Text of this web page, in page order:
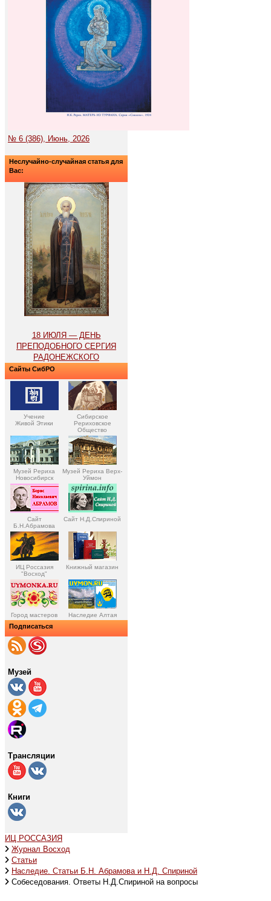
№ 6 (386), Июнь, 2026
Неслучайно-случайная статья для
Вас:
18 ИЮЛЯ — ДЕНЬ
ПРЕПОДОБНОГО СЕРГИЯ
РАДОНЕЖСКОГО
Сайты СибРО
Учение
Живой Этики
Сибирское
Рериховское
Общество
Музей Рериха
Новосибирск
Музей Рериха Верх-
Уймон
Сайт
Б.Н.Абрамова
Сайт Н.Д.Спириной
ИЦ Россазия
"Восход"
Книжный магазин
Город мастеров Наследие Алтая
Подписаться
Музей
Трансляции
Книги
ИЦ РОССАЗИЯ
Журнал Восход
Статьи
Наследие. Статьи Б.Н. Абрамова и Н.Д. Спириной
Собеседования. Ответы Н.Д.Спириной на вопросы